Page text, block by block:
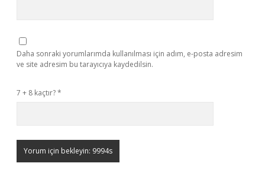
Daha sonraki yorumlarımda kullanılması için adım, e-posta adresim
ve site adresim bu tarayıcıya kaydedilsin.
7 + 8 kaçtır?*